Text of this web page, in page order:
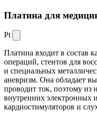
Платина для
Pt
Платина входит в состав
операций, стентов для
и специальных
аневризм. Она обладает
проводит ток, поэтому из
внутренних электронных
кардиостимуляторов и